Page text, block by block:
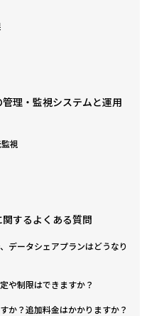
理・監視システムと運用
視
するよくある質問
データシェアプランはどうなり
や制限はできますか？
か？追加料金はかかりますか？